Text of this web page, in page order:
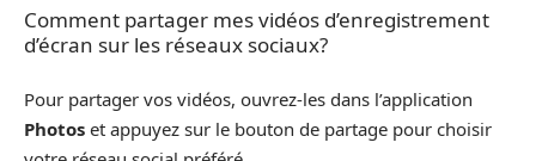
Comment partager mes vidéos d’enregistrement
d’écran sur les réseaux sociaux?
Pour partager vos vidéos, ouvrez-les dans l’application
Photos et appuyez sur le bouton de partage pour choisir